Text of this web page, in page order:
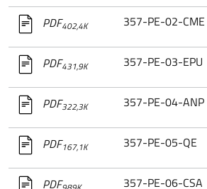
PDF402,4K 357-PE-02-CME
PDF431,9K 357-PE-03-EPU
PDF322,3K 357-PE-04-ANP
PDF167,1K 357-PE-05-QE
PDF 357-PE-06-CSA